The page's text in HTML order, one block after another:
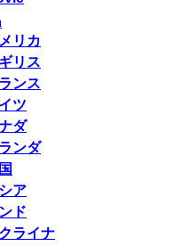
リカ
リス
ンス
ツ
ダ
ンダ
ア
ド
ライナ